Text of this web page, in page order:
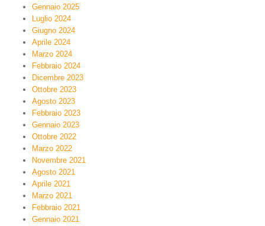
Gennaio 2025
Luglio 2024
Giugno 2024
Aprile 2024
Marzo 2024
Febbraio 2024
Dicembre 2023
Ottobre 2023
Agosto 2023
Febbraio 2023
Gennaio 2023
Ottobre 2022
Marzo 2022
Novembre 2021
Agosto 2021
Aprile 2021
Marzo 2021
Febbraio 2021
Gennaio 2021